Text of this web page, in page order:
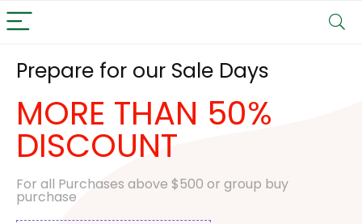
Prepare for our Sale Days
MORE THAN 50%
DISCOUNT
For all Purchases above $500 or group buy
purchase